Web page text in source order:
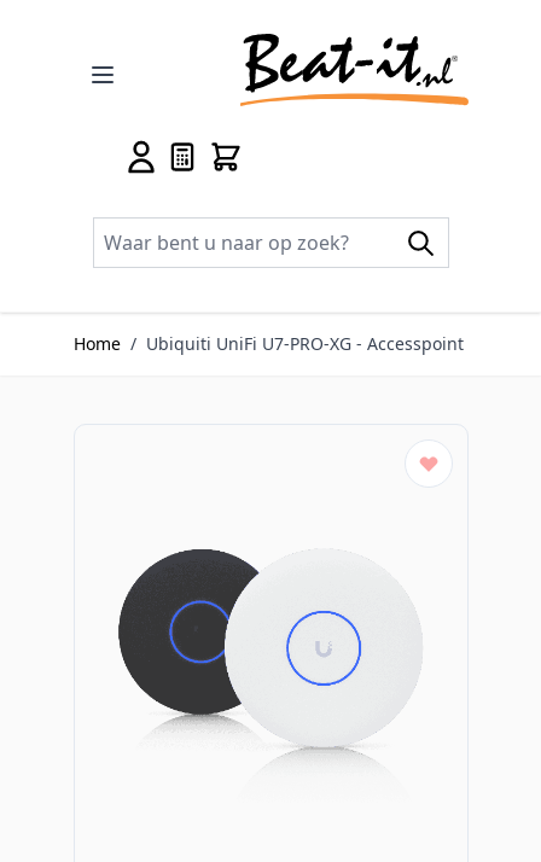
Home / Ubiquiti UniFi U7-PRO-XG - Accesspoint